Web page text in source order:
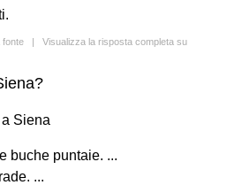
fonte | Visualizza la risposta completa su
Siena
buche puntaie. ...
...